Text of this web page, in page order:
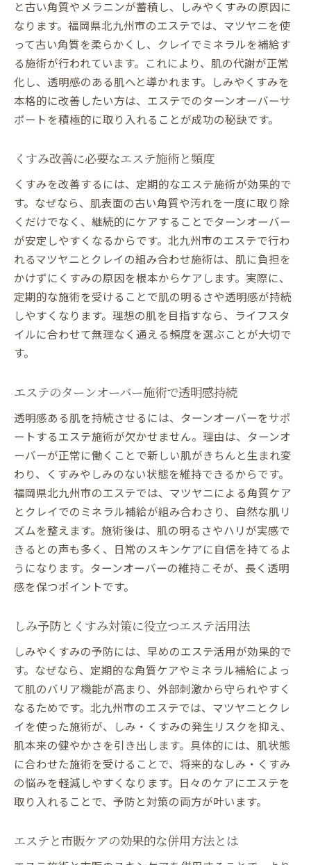
と古い角質やメラニンが蓄積し、しみやくすみの原因に
なります。福岡県北九州市のエステでは、マツヤニを使
って古い角質を柔らかくし、クレイでミネラルを補給す
る施術が行われています。これにより、肌の代謝が正常
化し、透明感のある肌へと導かれます。しみやくすみを
本格的に改善したい方は、エステでのターンオーバーサ
ポートを積極的に取り入れることが成功の秘訣です。
くすみ改善に必要なエステ施術と頻度
くすみを改善するには、定期的なエステ施術が効果的で
す。なぜなら、肌表面の古い角質や汚れを一度に取り除
くだけでなく、継続的にケアすることでターンオーバー
が安定しやすくなるからです。北九州市のエステで行わ
れるマツヤニとクレイの組み合わせ施術は、肌に負担を
かけずにくすみの原因を根本からケアします。実際に、
定期的な施術を受けることで肌の明るさや透明感が持続
しやすくなります。理想の肌を目指すなら、ライフスタ
イルに合わせて無理なく通える頻度を選ぶことが大切で
す。
エステのターンオーバー施術で透明感持続
透明感ある肌を持続させるには、ターンオーバーをサポ
ートするエステ施術が欠かせません。理由は、ターンオ
ーバーが正常に働くことで新しい肌がきちんと生まれ変
わり、くすみやしみのない状態を維持できるからです。
福岡県北九州市のエステでは、マツヤニによる角質ケア
とクレイでのミネラル補給が組み合わさり、自然な肌リ
ズムを整えます。施術後は、肌の明るさやハリが実感で
きるとの声も多く、日常のスキンケアに自信を持てるよ
うになります。ターンオーバーの維持こそが、長く透明
感を保つポイントです。
しみ予防とくすみ対策に役立つエステ活用法
しみやくすみの予防には、早めのエステ活用が効果的で
す。なぜなら、定期的な角質ケアやミネラル補給によっ
て肌のバリア機能が高まり、外部刺激から守られやすく
なるためです。北九州市のエステでは、マツヤニとクレ
イを使った施術が、しみ・くすみの発生リスクを抑え、
肌本来の健やかさを引き出します。具体的には、肌状態
に合わせた施術を受けることで、将来的なしみ・くすみ
の悩みを軽減しやすくなります。日々のケアにエステを
取り入れることで、予防と対策の両方が叶います。
エステと市販ケアの効果的な併用方法とは